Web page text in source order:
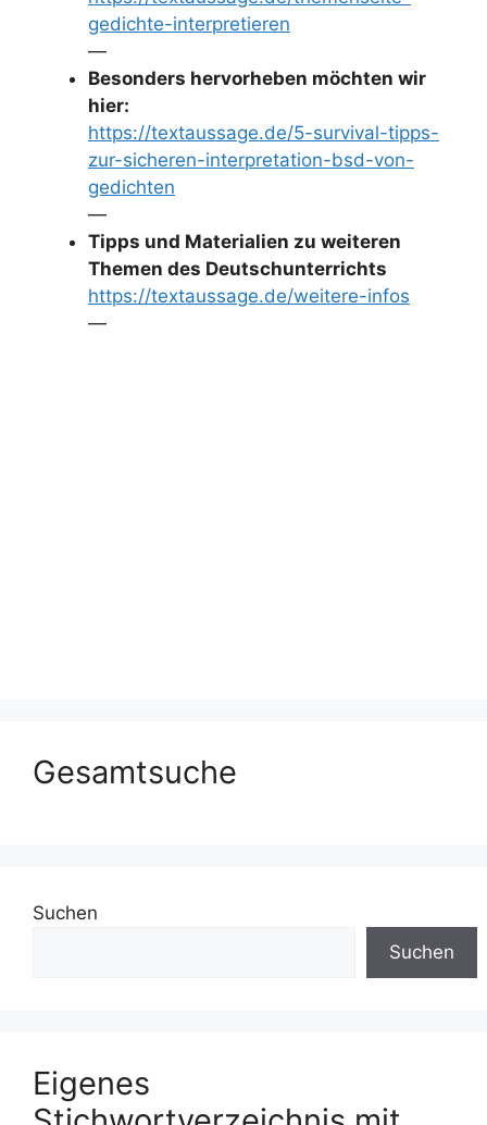
gedichte-interpretieren
—
Besonders hervorheben möchten wir
hier:
https://textaussage.de/5-survival-tipps-
zur-sicheren-interpretation-bsd-von-
gedichten
—
Tipps und Materialien zu weiteren
Themen des Deutschunterrichts
https://textaussage.de/weitere-infos
—
Gesamtsuche
Suchen
Suchen
Eigenes